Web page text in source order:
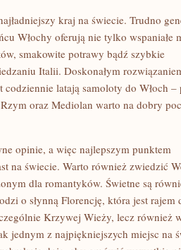
kraj na świecie. Trudno
Włochy oferują nie tylko wspaniałe
smakowite potrawy bądź szybkie
Italii. Doskonałym
latają samoloty do Włoch –
oraz Mediolan warto na dobry
opinie, a więc najlepszym punktem
na świecie. Warto również zwiedzić
dla romantyków. Świetne są
o słynną Florencję, która jest rajem
Krzywej Wieży, lecz również
jednym z najpiękniejszych miejsc na